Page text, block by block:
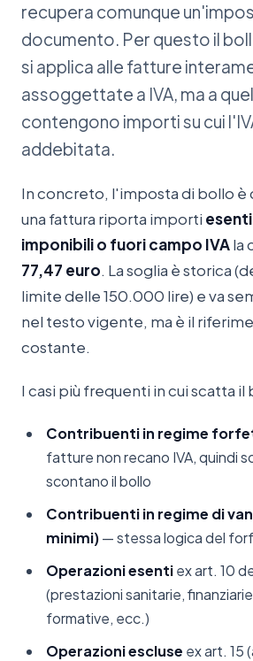
recupera comunque
documento. Per questo il
si applica alle fatture
assoggettate a IVA, ma a
contengono importi su cui
addebitata.
In concreto, l'imposta di bollo è
una fattura riporta importi
imponibili o fuori campo IVAla
77,47 euro. La soglia è storica
limite delle 150.000 lire) e va
nel testo vigente, ma è il
costante.
I casi più frequenti in cui scatta il
Contribuenti in regime
fatture non recano IVA, quindi
scontano il bollo
Contribuenti in regime di
minimi)— stessa logica del
Operazioni esentiex art. 10
(prestazioni sanitarie,
formative, ecc.)
Operazioni escluse ex art. 15